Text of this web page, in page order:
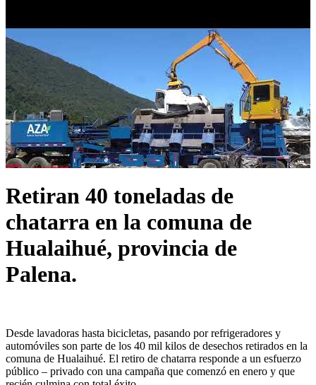
Retiran 40 toneladas de
chatarra en la comuna de
Hualaihué, provincia de
Palena.
Desde lavadoras hasta bicicletas, pasando por refrigeradores y
automóviles son parte de los 40 mil kilos de desechos retirados en la
comuna de Hualaihué. El retiro de chatarra responde a un esfuerzo
público – privado con una campaña que comenzó en enero y que